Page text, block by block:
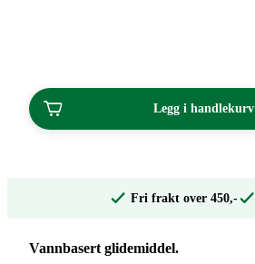
Legg i handlekurv
Fri frakt over 450,-
Vannbasert glidemiddel.